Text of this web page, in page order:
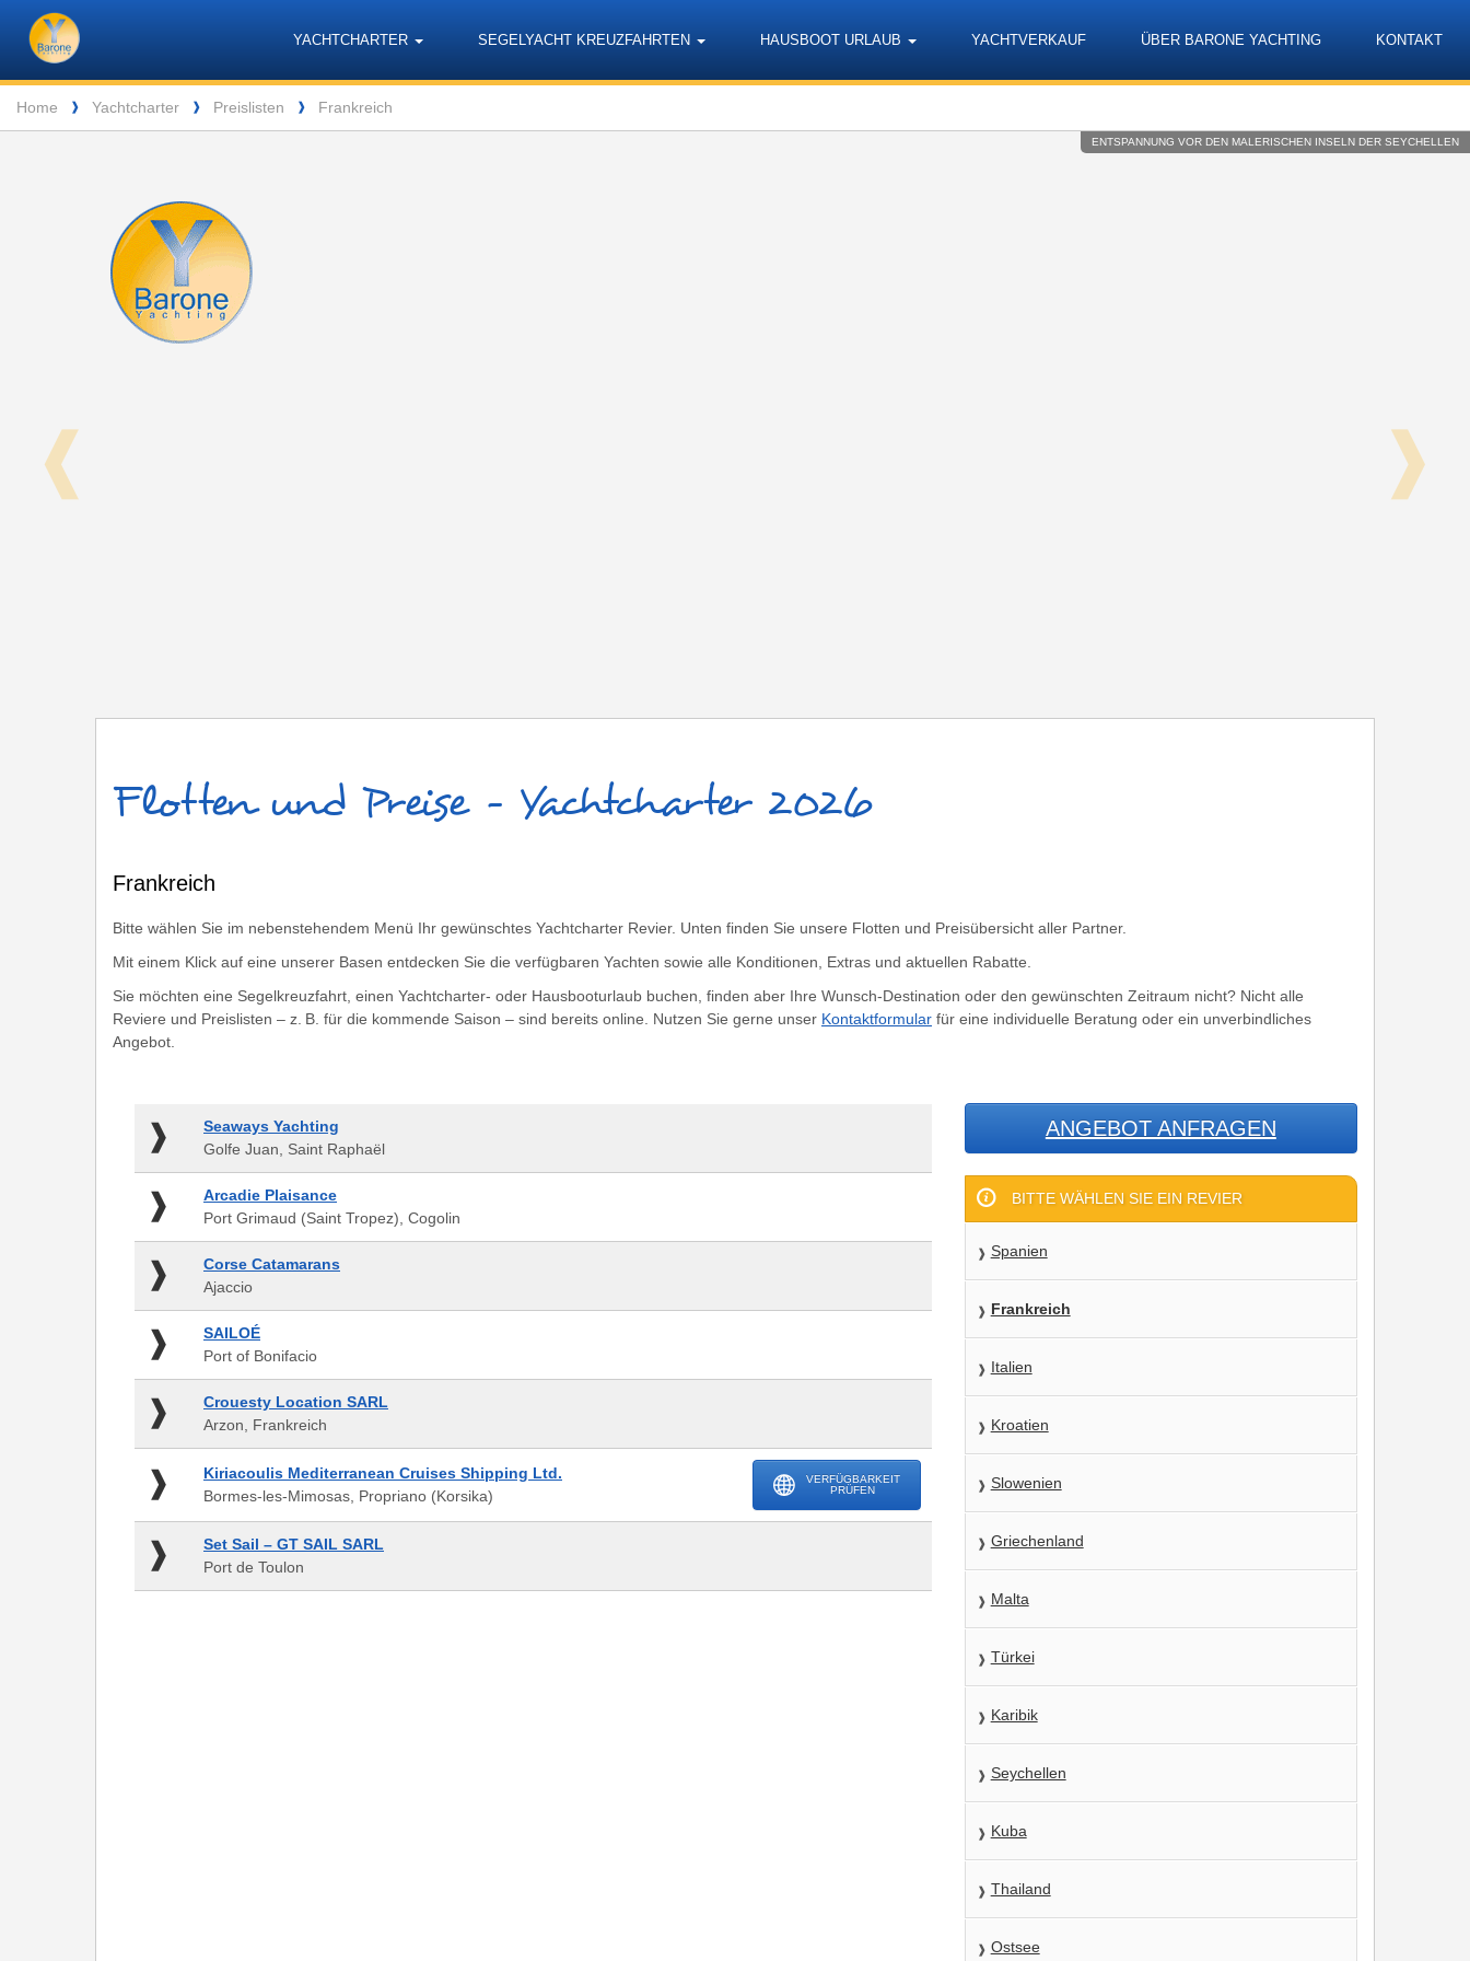
Barone
Yachting
Navigation
YACHTCHARTER SEGELYACHT KREUZFAHRTEN HAUSBOOT URLAUB YACHTVERKAUF ÜBER BARONE YACHTING KONTAKT
Breadcrumb
Home ❱ Yachtcharter ❱ Preislisten ❱ Frankreich
❰ ❱
ENTSPANNUNG VOR DEN MALERISCHEN INSELN DER SEYCHELLEN
Flotten und Preise - Yachtcharter 2026
Frankreich
Bitte wählen Sie im nebenstehendem Menü Ihr gewünschtes Yachtcharter Revier. Unten finden Sie unsere Flotten und Preisübersicht aller Partner.
Mit einem Klick auf eine unserer Basen entdecken Sie die verfügbaren Yachten sowie alle Konditionen, Extras und aktuellen Rabatte.
Sie möchten eine Segelkreuzfahrt, einen Yachtcharter- oder Hausbooturlaub buchen, finden aber Ihre Wunsch-Destination oder den gewünschten Zeitraum nicht? Nicht alle
Reviere und Preislisten – z. B. für die kommende Saison – sind bereits online. Nutzen Sie gerne unser Kontaktformular für eine individuelle Beratung oder ein unverbindliches
Angebot.
ANGEBOT ANFRAGEN
BITTE WÄHLEN SIE EIN REVIER
Spanien
Frankreich
Italien
Kroatien
Slowenien
Griechenland
Malta
Türkei
Karibik
Seychellen
Kuba
Thailand
Ostsee
Seaways
Yachting
Golfe
Juan,
Saint
Raphaël
Seaways Yachting
Golfe Juan, Saint Raphaël
Arcadie
Plaisance
Port
Grimaud
(Saint
Tropez),
Cogolin
Arcadie Plaisance
Port Grimaud (Saint Tropez), Cogolin
Corse
Catamarans
Ajaccio
Corse Catamarans
Ajaccio
SAILOÉ
-
of
Bonifacio
SAILOÉ
Port of Bonifacio
Crouesty
Location
-
Arzon,
Frankreich
Crouesty Location SARL
Arzon, Frankreich
Kiriacoulis
Mediterranean
Shipping
Ltd.
-
Bormes-
Kiriacoulis Mediterranean Cruises Shipping Ltd.
Bormes-les-Mimosas, Propriano (Korsika)
VERFÜGBARKEIT
PRÜFEN
Set
Sail
Set Sail – GT SAIL SARL
Port de Toulon